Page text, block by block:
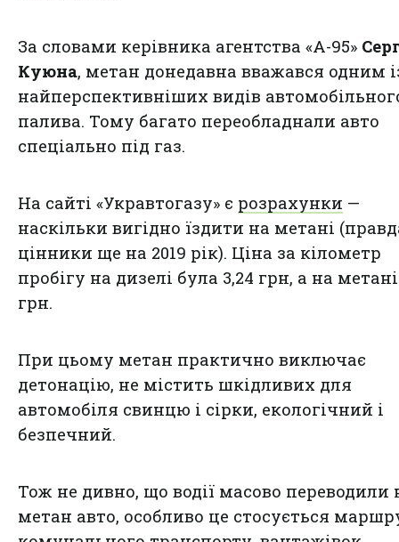
За словами керівника агентства «А-95»
Куюна, метан донедавна вважався одним
найперспективніших видів
палива. Тому багато переобладнали авто
спеціально під газ.
На сайті «Укравтогазу» є розрахунки —
наскільки вигідно їздити на метані
цінники ще на 2019 рік). Ціна за кілометр
пробігу на дизелі була 3,24 грн, а на
грн.
При цьому метан практично виключає
детонацію, не містить шкідливих для
автомобіля свинцю і сірки, екологічний і
безпечний.
Тож не дивно, що водії масово переводили
метан авто, особливо це стосується